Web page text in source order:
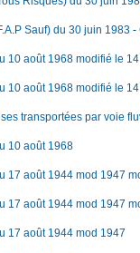
Sauf) du 30 juin 1983 -
10 août 1968 modifié le
10 août 1968 modifié le
transportées par voie
10 août 1968
17 août 1944 mod 1947
17 août 1944 mod 1947
17 août 1944 mod 1947